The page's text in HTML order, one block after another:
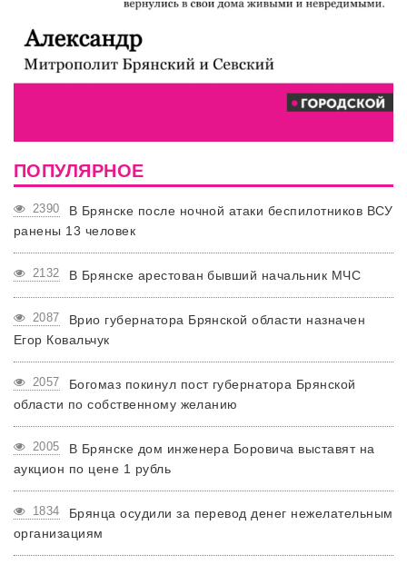
ПОПУЛЯРНОЕ
2390
В Брянске после ночной атаки беспилотников ВСУ
ранены 13 человек
2132 В Брянске арестован бывший начальник МЧС
2087
Врио губернатора Брянской области назначен
Егор Ковальчук
2057
Богомаз покинул пост губернатора Брянской
области по собственному желанию
2005
В Брянске дом инженера Боровича выставят на
аукцион по цене 1 рубль
1834
Брянца осудили за перевод денег нежелательным
организациям